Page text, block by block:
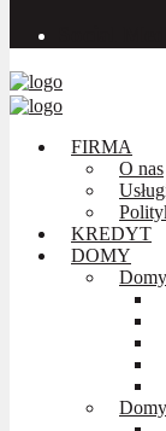
FIRMA
O nas
KREDYT
DOMY